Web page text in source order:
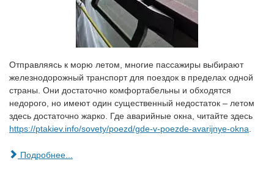
Отправляясь к морю летом, многие пассажиры выбирают
железнодорожный транспорт для поездок в пределах одной
страны. Они достаточно комфортабельны и обходятся
недорого, но имеют один существенный недостаток – летом
здесь достаточно жарко. Где аварийные окна, читайте здесь
https://ptakiev.info/sovety/poezd/gde-v-poezde-avarijnye-okna
Подробнее...